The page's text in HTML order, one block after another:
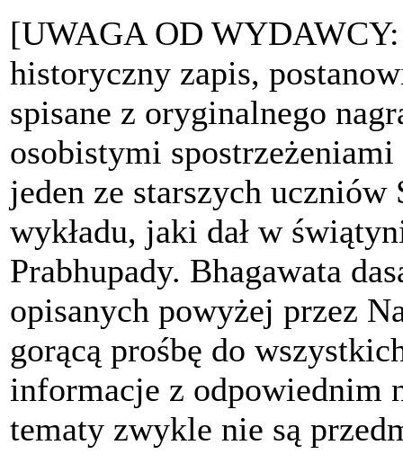
[UWAGA OD
historyczny zapis,
spisane z oryginalnego
osobistymi
jeden ze starszych uczniów
wykładu, jaki dał w
Prabhupady. Bhagawata
opisanych powyżej przez
gorącą prośbę do
informacje z odpowiednim
tematy zwykle nie są